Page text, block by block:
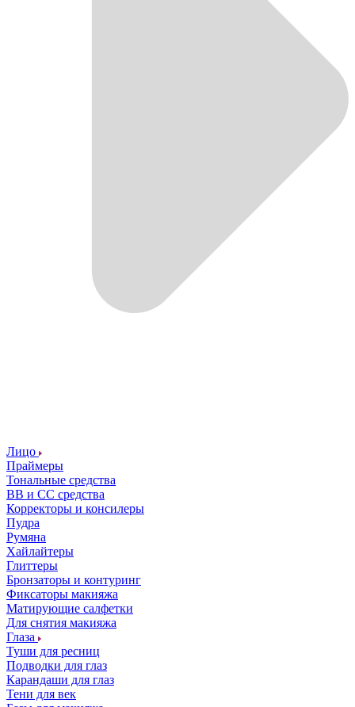
Лицо
Праймеры
Тональные средства
ВВ и СС средства
Корректоры и консилеры
Пудра
Румяна
Хайлайтеры
Глиттеры
Бронзаторы и контуринг
Фиксаторы макияжа
Матирующие салфетки
Для снятия макияжа
Глаза
Туши для ресниц
Подводки для глаз
Карандаши для глаз
Тени для век